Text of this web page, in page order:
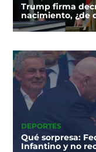
Trump firma
nacimiento, ¿de
DEPORTES
Qué sorpresa:
Infantino y no